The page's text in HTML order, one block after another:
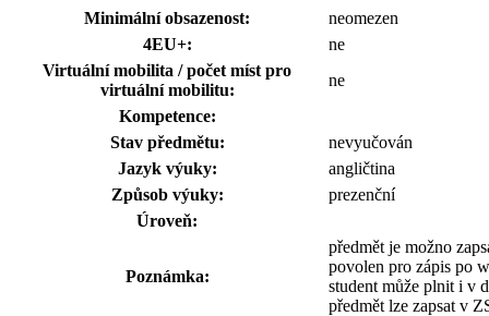
Minimální obsazenost:
neomezen
4EU+:
ne
Virtuální mobilita / počet míst pro
virtuální mobilitu:
ne
Kompetence:
Stav předmětu:
nevyučován
Jazyk výuky:
angličtina
Způsob výuky:
prezenční
Úroveň:
Poznámka:
předmět je možno
povolen pro zápis po
student může plnit i v
předmět lze zapsat v